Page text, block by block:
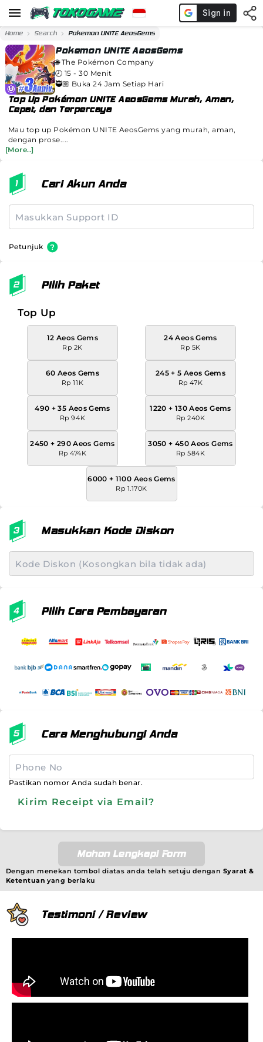
Home Search Pokemon UNITE AeosGems
Pokemon UNITE AeosGems
🌐The Pokémon Company
🕗 15 - 30 Menit
🥷🏼 Buka 24 Jam Setiap Hari
Top Up Pokémon UNITE AeosGems Murah, Aman,
Cepat, dan Terpercaya
Mau top up Pokémon UNITE AeosGems yang murah, aman,
dengan prose....
[More..]
Cari Akun Anda
Petunjuk
Pilih Paket
Top Up
12 Aeos Gems
Rp 2K
24 Aeos Gems
Rp 5K
60 Aeos Gems
Rp 11K
245 + 5 Aeos Gems
Rp 47K
490 + 35 Aeos Gems
Rp 94K
1220 + 130 Aeos Gems
Rp 240K
2450 + 290 Aeos Gems
Rp 474K
3050 + 450 Aeos Gems
Rp 584K
6000 + 1100 Aeos Gems
Rp 1.170K
Masukkan Kode Diskon
Pilih Cara Pembayaran
Cara Menghubungi Anda
Pastikan nomor Anda sudah benar.
Kirim Receipt via Email?
Mohon Lengkapi Form
Dengan menekan tombol diatas anda telah setuju dengan Syarat &
Ketentuan yang berlaku
Testimoni / Review